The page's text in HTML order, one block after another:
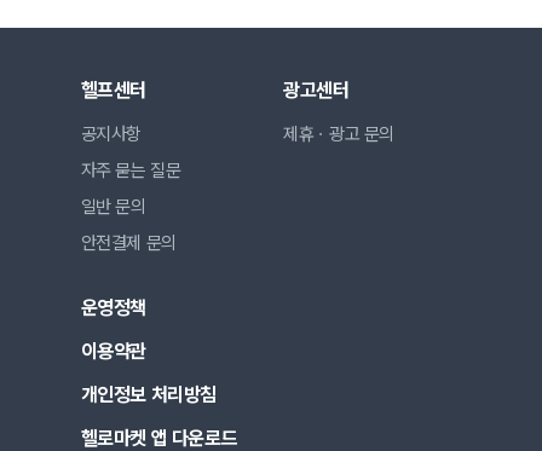
헬프센터
공지사항
자주 묻는 질문
일반 문의
안전결제 문의
광고센터
제휴ㆍ광고 문의
운영정책
이용약관
개인정보 처리방침
헬로마켓 앱 다운로드